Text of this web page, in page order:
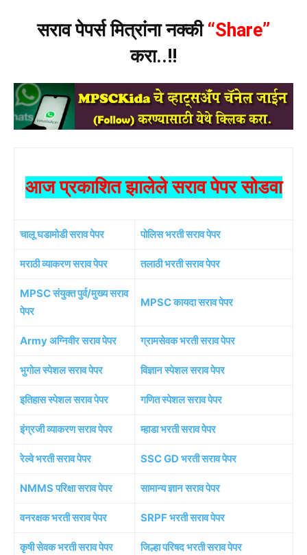
सराव पेपर्स मित्रांना नक्की“Share”
करा..!!
आज प्रकाशित झालेले सराव पेपर सोडवा
चालू घडामोडी सराव पेपर पोलिस भरती सराव पेपर
मराठी व्याकरण सराव पेपर तलाठी भरती सराव पेपर
MPSC संयुक्त पुर्व/मुख्य सराव
पेपर
MPSC कायदा सराव पेपर
Army अग्निवीर सराव पेपर ग्रामसेवक भरती सराव पेपर
भुगोल स्पेशल सराव पेपर विज्ञान स्पेशल सराव पेपर
इतिहास स्पेशल सराव पेपर गणित स्पेशल सराव पेपर
इंग्रजी व्याकरण सराव पेपर म्हाडा भरती सराव पेपर
रेल्वे भरती सराव पेपर SSC GD भरती सराव पेपर
NMMS परिक्षा सराव पेपर सामान्य ज्ञान सराव पेपर
वनरक्षक भरती सराव पेपर SRPF भरती सराव पेपर
कृषी सेवक भरती सराव पेपर जिल्हा परिषद भरती सराव पेपर